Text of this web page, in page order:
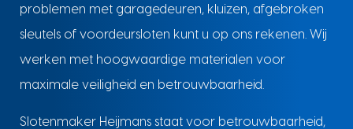
problemen met garagedeuren, kluizen, afgebroken
sleutels of voordeursloten kunt u op ons rekenen. Wij
werken met hoogwaardige materialen voor
maximale veiligheid en betrouwbaarheid.
Slotenmaker Heijmans staat voor betrouwbaarheid,